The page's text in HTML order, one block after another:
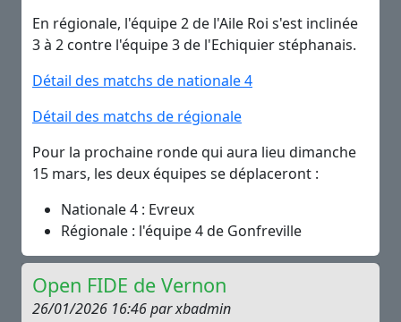
En régionale, l'équipe 2 de l'Aile Roi s'est inclinée
3 à 2 contre l'équipe 3 de l'Echiquier stéphanais.
Détail des matchs de nationale 4
Détail des matchs de régionale
Pour la prochaine ronde qui aura lieu dimanche
15 mars, les deux équipes se déplaceront :
Nationale 4 : Evreux
Régionale : l'équipe 4 de Gonfreville
Open FIDE de Vernon
26/01/2026 16:46 par xbadmin